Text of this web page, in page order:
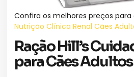
Confira os melhores preços para
Nutrição Clínica Renal Cães
Ração Hill’s
para Cães Adultos